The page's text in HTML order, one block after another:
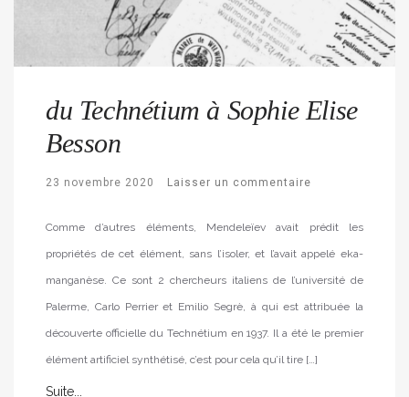
du Technétium à Sophie Elise
Besson
23 novembre 2020 Laisser un commentaire
Comme d’autres éléments, Mendeleïev avait prédit les
propriétés de cet élément, sans l’isoler, et l’avait appelé eka-
manganèse. Ce sont 2 chercheurs italiens de l’université de
Palerme, Carlo Perrier et Emilio Segrè, à qui est attribuée la
découverte officielle du Technétium en 1937. Il a été le premier
élément artificiel synthétisé, c’est pour cela qu’il tire […]
Suite...